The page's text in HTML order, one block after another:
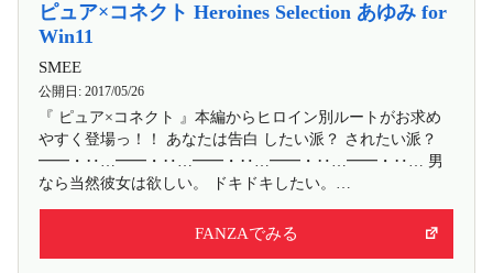
ピュア×コネクト Heroines Selection あゆみ for
Win11
SMEE
公開日: 2017/05/26
『 ピュア×コネクト 』本編からヒロイン別ルートがお求め
やすく登場っ！！ あなたは告白 したい派？ されたい派？
━━・‥…━━・‥…━━・‥…━━・‥…━━・‥… 男
なら当然彼女は欲しい。 ドキドキしたい。…
FANZAでみる